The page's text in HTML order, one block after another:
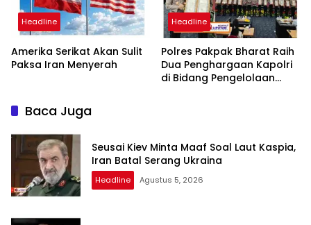
Headline
Amerika Serikat Akan Sulit
Paksa Iran Menyerah
Headline
Polres Pakpak Bharat Raih
Dua Penghargaan Kapolri
di Bidang Pengelolaan
Baca Juga
Seusai Kiev Minta Maaf Soal Laut Kaspia,
Iran Batal Serang Ukraina
Headline Agustus 5, 2026